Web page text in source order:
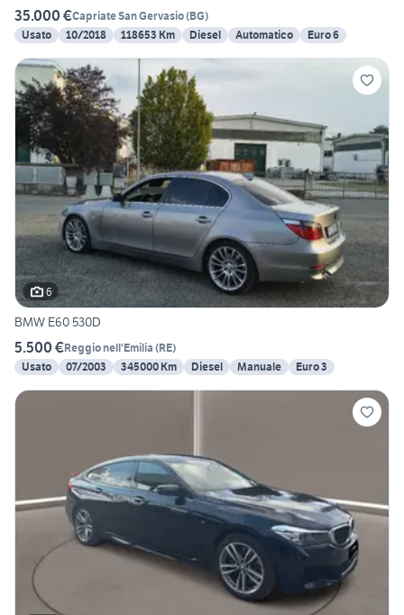
35.000 €Capriate San Gervasio(BG)
Usato
10/2018 118653 Km Diesel Automatico Euro 6
6
BMW E60 530D
5.500 €Reggio nell'Emilia (RE)
Usato
07/2003 345000 Km Diesel Manuale Euro 3